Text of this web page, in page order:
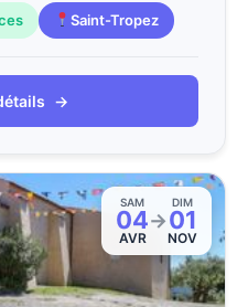
Saint-Tropez
→
SAM
04
AVR
→
DIM
01
NOV